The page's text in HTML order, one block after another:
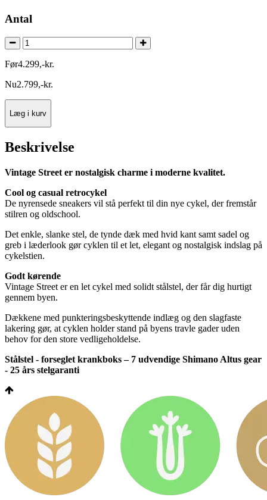
Antal
Før4.299,-kr.
Nu2.799,-kr.
Læg i kurv
Beskrivelse
Vintage Street er nostalgisk charme i moderne kvalitet.
Cool og casual retrocykel
De nyrensede sneakers vil stå perfekt til din nye cykel, der fremstår
stilren og oldschool.
Det enkle, slanke stel, de tynde dæk med hvid kant samt sadel og
greb i læderlook gør cyklen til et let, elegant og nostalgisk indslag på
cykelstien.
Godt kørende
Vintage Street er en let cykel med solidt stålstel, der får dig hurtigt
gennem byen.
Dækkene med punkteringsbeskyttende indlæg og den slagfaste
lakering gør, at cyklen holder stand på byens travle gader uden
behov for den store vedligeholdelse.
Stålstel - forseglet krankboks – 7 udvendige Shimano Altus gear
- 25 års stelgaranti